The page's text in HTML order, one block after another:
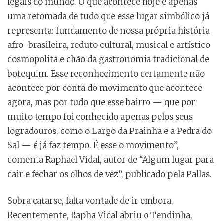
uma retomada de tudo que esse lugar simbólico já
representa: fundamento de nossa própria história
afro-brasileira, reduto cultural, musical e artístico
cosmopolita e chão da gastronomia tradicional de
botequim. Esse reconhecimento certamente não
acontece por conta do movimento que acontece
agora, mas por tudo que esse bairro — que por
muito tempo foi conhecido apenas pelos seus
logradouros, como o Largo da Prainha e a Pedra do
Sal — é já faz tempo. É esse o movimento”,
comenta Raphael Vidal, autor de “Algum lugar para
cair e fechar os olhos de vez”, publicado pela Pallas.
Sobra catarse, falta vontade de ir embora.
Recentemente, Rapha Vidal abriu o Tendinha,